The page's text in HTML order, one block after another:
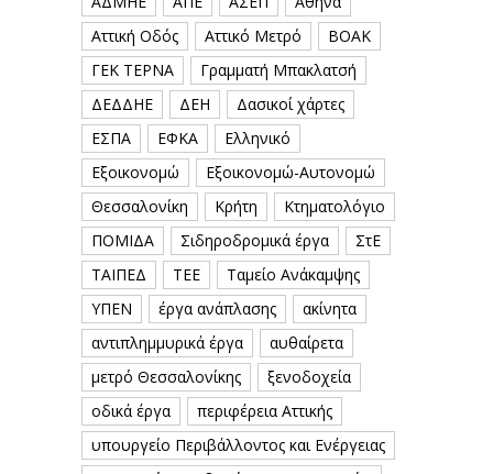
Αττική Οδός
Αττικό Μετρό
ΒΟΑΚ
ΓΕΚ ΤΕΡΝΑ
Γραμματή Μπακλατσή
ΔΕΔΔΗΕ
ΔΕΗ
Δασικοί χάρτες
ΕΣΠΑ
ΕΦΚΑ
Ελληνικό
Εξοικονομώ
Εξοικονομώ-Αυτονομώ
Θεσσαλονίκη
Κρήτη
Κτηματολόγιο
ΠΟΜΙΔΑ
Σιδηροδρομικά έργα
ΣτΕ
ΤΑΙΠΕΔ
ΤΕΕ
Ταμείο Ανάκαμψης
ΥΠΕΝ
έργα ανάπλασης
ακίνητα
αντιπλημμυρικά έργα
αυθαίρετα
μετρό Θεσσαλονίκης
ξενοδοχεία
οδικά έργα
περιφέρεια Αττικής
υπουργείο Περιβάλλοντος και Ενέργειας